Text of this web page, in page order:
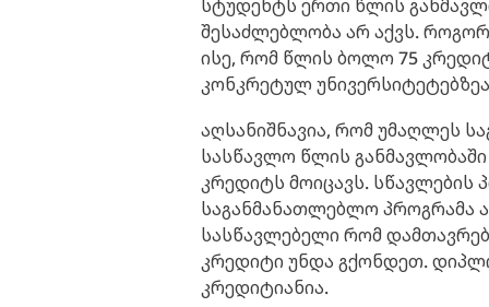
სტუდენტს ერთი წლის
შესაძლებლობა არ აქვს.
ისე, რომ წლის ბოლო 75
კონკრეტულ
აღსანიშნავია, რომ უმაღლეს
სასწავლო წლის
კრედიტს მოიცავს. სწავლების
საგანმანათლებლო პროგრამა
სასწავლებელი რომ
კრედიტი უნდა გქონდეთ.
კრედიტიანია.